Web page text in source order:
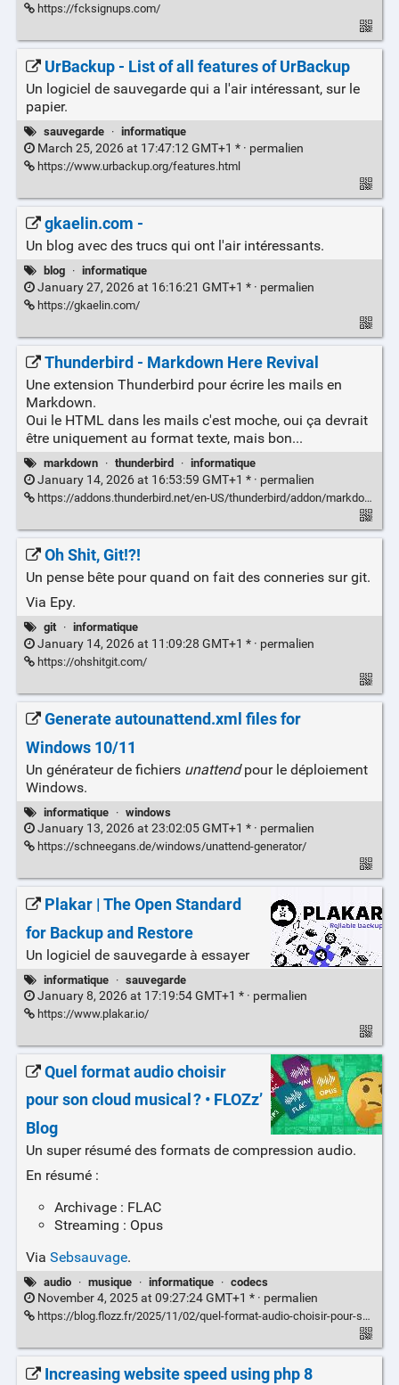
https://fcksignups.com/
UrBackup - List of all features of UrBackup
Un logiciel de sauvegarde qui a l'air intéressant, sur le
papier.
sauvegarde · informatique
March 25, 2026 at 17:47:12 GMT+1 * · permalien
https://www.urbackup.org/features.html
gkaelin.com -
Un blog avec des trucs qui ont l'air intéressants.
blog · informatique
January 27, 2026 at 16:16:21 GMT+1 * · permalien
https://gkaelin.com/
Thunderbird - Markdown Here Revival
Une extension Thunderbird pour écrire les mails en
Markdown.
Oui le HTML dans les mails c'est moche, oui ça devrait
être uniquement au format texte, mais bon...
markdown · thunderbird · informatique
January 14, 2026 at 16:53:59 GMT+1 * · permalien
https://addons.thunderbird.net/en-US/thunderbird/addon/markdown-here-revival/
Oh Shit, Git!?!
Un pense bête pour quand on fait des conneries sur git.
Via Epy.
git · informatique
January 14, 2026 at 11:09:28 GMT+1 * · permalien
https://ohshitgit.com/
Generate autounattend.xml files for
Windows 10/11
Un générateur de fichiers unattendpour le déploiement
Windows.
informatique · windows
January 13, 2026 at 23:02:05 GMT+1 * · permalien
https://schneegans.de/windows/unattend-generator/
Plakar | The Open Standard
for Backup and Restore
Un logiciel de sauvegarde à essayer
informatique · sauvegarde
January 8, 2026 at 17:19:54 GMT+1 * · permalien
https://www.plakar.io/
Quel format audio choisir
pour son cloud musical ? • FLOZzʼ
Blog
Un super résumé des formats de compression audio.
En résumé :
Archivage : FLAC
Streaming : Opus
Via Sebsauvage.
audio · musique · informatique · codecs
November 4, 2025 at 09:27:24 GMT+1 * · permalien
https://blog.flozz.fr/2025/11/02/quel-format-audio-choisir-pour-son-cloud-musical/
Increasing website speed using php 8